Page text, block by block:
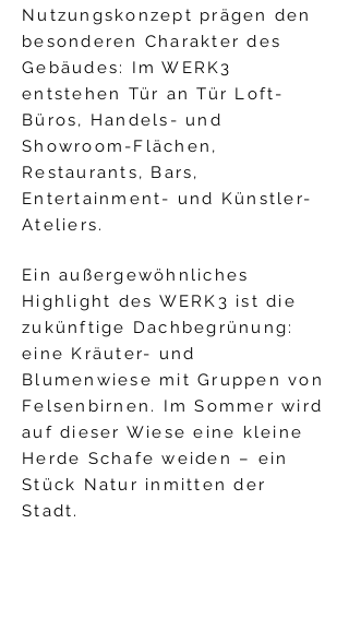
Nutzungskonzept prägen den
besonderen Charakter des
Gebäudes: Im WERK3
entstehen Tür an Tür Loft-
Büros, Handels- und
Showroom-Flächen,
Restaurants, Bars,
Entertainment- und Künstler-
Ateliers.
Ein außergewöhnliches
Highlight des WERK3 ist die
zukünftige Dachbegrünung:
eine Kräuter- und
Blumenwiese mit Gruppen von
Felsenbirnen. Im Sommer wird
auf dieser Wiese eine kleine
Herde Schafe weiden – ein
Stück Natur inmitten der
Stadt.